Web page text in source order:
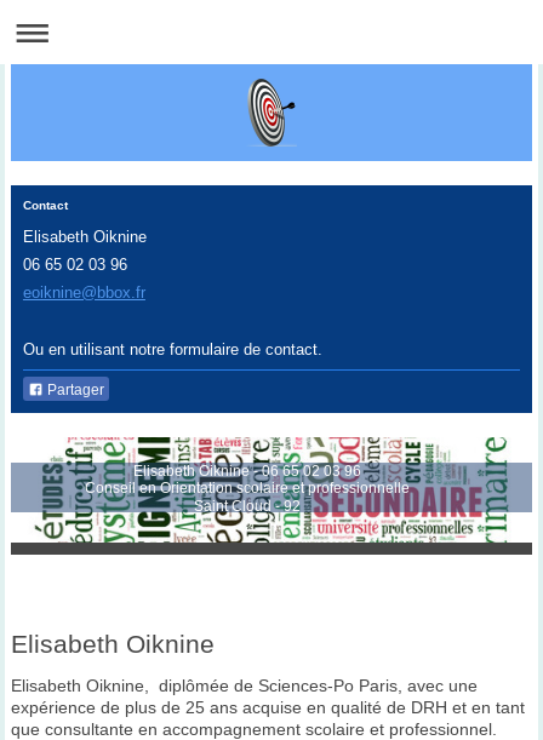
Contact
Elisabeth Oiknine
06 65 02 03 96
eoiknine@bbox.fr
Ou en utilisant notre formulaire de contact.
Partager
Elisabeth Oiknine - 06 65 02 03 96
Conseil en Orientation scolaire et professionnelle
Saint Cloud - 92
Elisabeth Oiknine
Elisabeth Oiknine, diplômée de Sciences-Po Paris, avec une
expérience de plus de 25 ans acquise en qualité de DRH et en tant
que consultante en accompagnement scolaire et professionnel.